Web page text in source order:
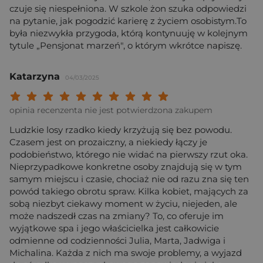
czuje się niespełniona. W szkole żon szuka odpowiedzi
na pytanie, jak pogodzić karierę z życiem osobistym.To
była niezwykła przygoda, którą kontynuuję w kolejnym
tytule „Pensjonat marzeń", o którym wkrótce napiszę.
Katarzyna 04/03/2025
Twoja ocena:
Twoja ocena: Wybitna 9/
Twoja ocena: Rewelacyjna 8/
Twoja ocena: Bardzo dobra 7/10"
Twoja ocena: Dobra 6/10"
Twoja ocena: Przeciętna 5/10"
Twoja ocena: Może być 4/10"
Twoja ocena: Słaba 3/10"
Twoja ocena: Bardzo słaba 2/10"
Twoja ocena: Beznadziejna 1/10"
opinia recenzenta nie jest potwierdzona zakupem
Ludzkie losy rzadko kiedy krzyżują się bez powodu.
Czasem jest on prozaiczny, a niekiedy łączy je
podobieństwo, którego nie widać na pierwszy rzut oka.
Nieprzypadkowe konkretne osoby znajdują się w tym
samym miejscu i czasie, chociaż nie od razu zna się ten
powód takiego obrotu spraw. Kilka kobiet, mających za
sobą niezbyt ciekawy moment w życiu, niejeden, ale
może nadszedł czas na zmiany? To, co oferuje im
wyjątkowe spa i jego właścicielka jest całkowicie
odmienne od codzienności Julia, Marta, Jadwiga i
Michalina. Każda z nich ma swoje problemy, a wyjazd